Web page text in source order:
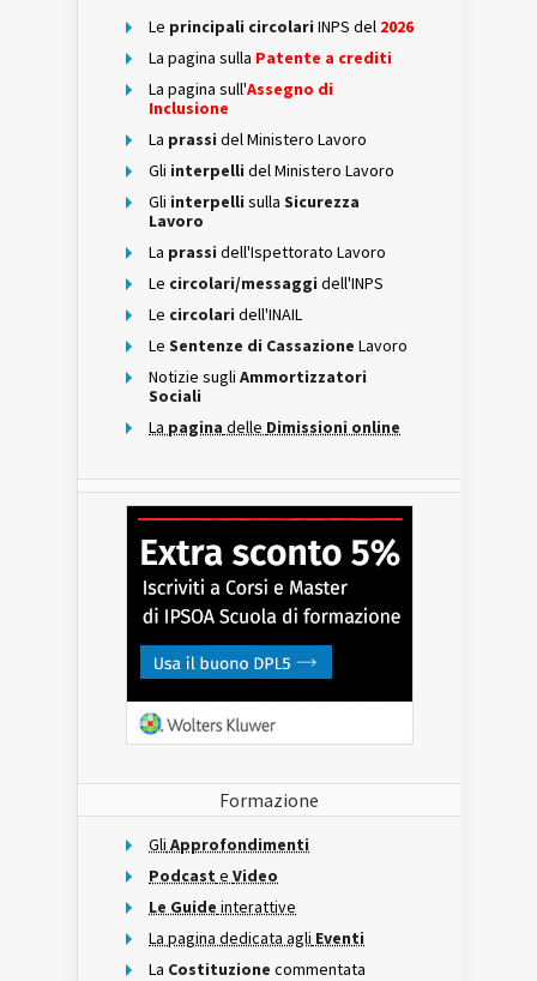
Le principali circolari INPS del 2026
La pagina sulla Patente a crediti
La pagina sull'Assegno di
Inclusione
La prassi del Ministero Lavoro
Gli interpelli del Ministero Lavoro
Gli interpelli sulla Sicurezza
Lavoro
La prassi dell'Ispettorato Lavoro
Le circolari/messaggi dell'INPS
Le circolari dell'INAIL
Le Sentenze di Cassazione Lavoro
Notizie sugli Ammortizzatori
Sociali
La pagina delle Dimissioni online
Formazione
Gli Approfondimenti
Podcast e Video
Le Guide interattive
La pagina dedicata agli Eventi
La Costituzione commentata